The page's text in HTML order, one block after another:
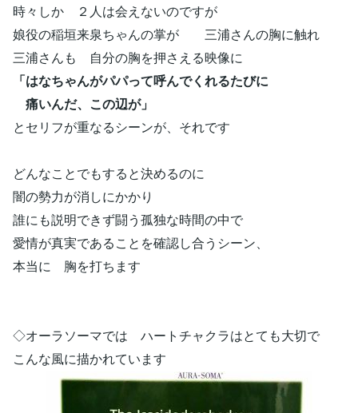
時々しか ２人は会えないのですが
娘役の稲垣来泉ちゃんの掌が 三浦さんの胸に触れ
三浦さんも 自分の胸を押さえる映像に
「はなちゃんがパパって呼んでくれるたびに
痛いんだ、この辺が」
とセリフが重なるシーンが、それです
どんなことでもすると決めるのに
闇の勢力が消しにかかり
誰にも説明できず闘う孤独な時間の中で
愛情が真実であることを確認し合うシーン、
本当に 胸を打ちます
◇オーラソーマでは ハートチャクラはとても大切で
こんな風に描かれています